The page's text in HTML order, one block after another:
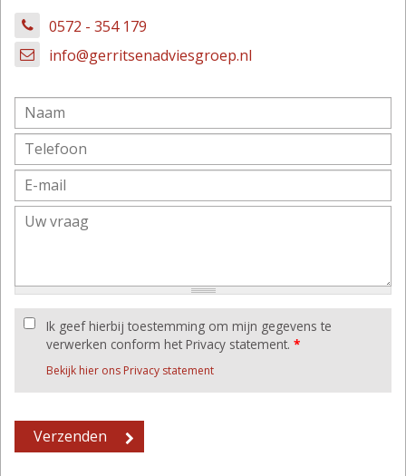
0572 - 354 179
info@gerritsenadviesgroep.nl
Ik geef hierbij toestemming om mijn gegevens te
verwerken conform het Privacy statement. *
Bekijk hier ons Privacy statement